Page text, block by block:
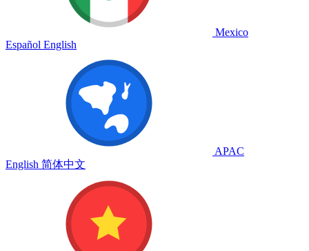
Mexico
Español English
APAC
English 简体中文